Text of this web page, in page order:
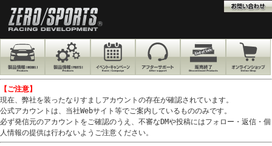
【ご注意】
現在、弊社を装ったなりすましアカウントの存在が確認されています。
公式アカウントは、当社Webサイト等でご案内しているもののみです。
必ず発信元のアカウントをご確認のうえ、不審なDMや投稿にはフォロー・返信・個
人情報の提供は行わないようご注意ください。